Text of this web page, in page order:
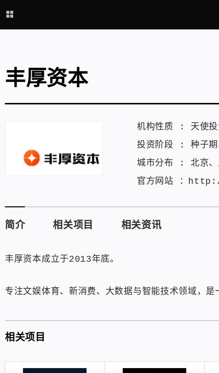
丰厚资本
机构性质 : 天使
投资阶段 : 种子期
城市分布 : 北京、
官方网站 ：
简介 相关项目 相关资讯
丰厚资本成立于2013年底。
专注文娱体育、新消费、大数据与智能技术领域，
相关项目